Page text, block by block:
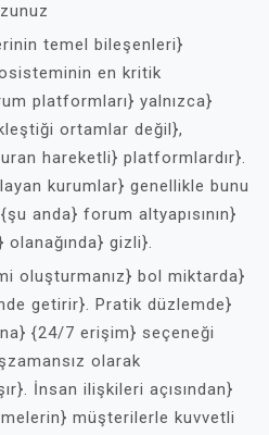
temel bileşenleri}
en kritik
platformları} yalnızca}
ortamlar değil},
hareketli} platformlardır}.
kurumlar} genellikle bunu
anda} forum altyapısının}
olanağında} gizli}.
oluşturmanız} bol miktarda}
getirir}. Pratik düzlemde}
{24/7 erişim} seçeneği
olarak
İnsan ilişkileri açısından}
müşterilerle kuvvetli